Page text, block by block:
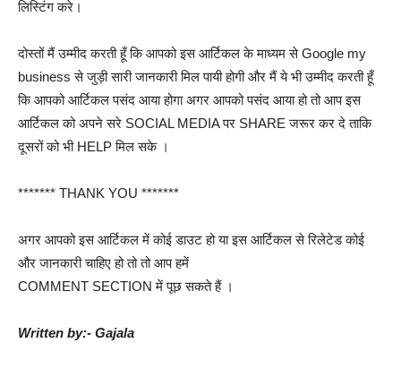
लिस्टिंग करे।
दोस्तों मैं उम्मीद करती हूँ कि आपको इस आर्टिकल के माध्यम से Google my
business से जुड़ी सारी जानकारी मिल पायी होगी और मैं ये भी उम्मीद करती हूँ
कि आपको आर्टिकल पसंद आया होगा अगर आपको पसंद आया हो तो आप इस
आर्टिकल को अपने सरे SOCIAL MEDIA पर SHARE जरूर कर दे ताकि
दूसरों को भी HELP मिल सके ।
******* THANK YOU *******
अगर आपको इस आर्टिकल में कोई डाउट हो या इस आर्टिकल से रिलेटेड कोई
और जानकारी चाहिए हो तो तो आप हमें
COMMENT SECTION में पूछ सकते हैं ।
Written by:- Gajala